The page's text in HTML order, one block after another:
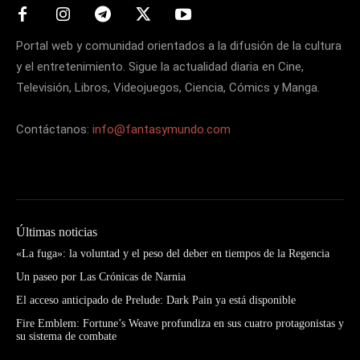
Portal web y comunidad orientados a la difusión de la cultura
y el entretenimiento. Sigue la actualidad diaria en Cine,
Televisión, Libros, Videojuegos, Ciencia, Cómics y Manga.
Contáctanos: info@fantasymundo.com
Últimas noticias
«La fuga»: la voluntad y el peso del deber en tiempos de la Regencia
Un paseo por Las Crónicas de Narnia
El acceso anticipado de Prelude: Dark Pain ya está disponible
Fire Emblem: Fortune’s Weave profundiza en sus cuatro protagonistas y
su sistema de combate